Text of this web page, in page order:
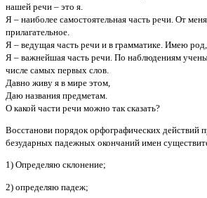
нашей речи – это я.
Я – наиболее самостоятельная часть речи. От
прилагательное.
Я – ведущая часть речи и в грамматике. Имею
Я – важнейшая часть речи. По наблюдениям
числе самых первых слов.
Давно живу я в мире этом,
Даю названия предметам.
О какой части речи можно так сказать?
Восстанови порядок орфографических действий
безударных падежных окончаний имен
1) Определяю склонение;
2) определяю падеж;